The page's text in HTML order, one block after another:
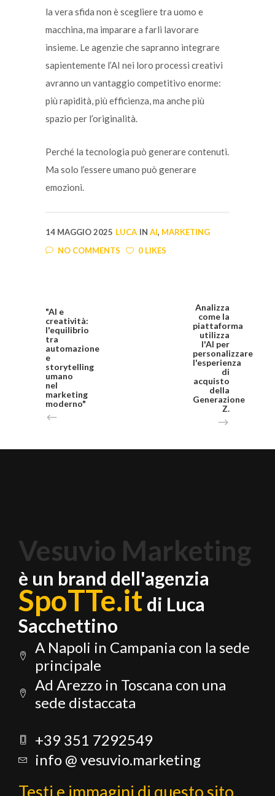
la vera sfida non è scegliere tra uomo e
macchina, ma imparare a farli lavorare
insieme. Le agenzie che sapranno integrare
sapientemente l’AI nei loro processi creativi
avranno un vantaggio competitivo enorme:
più rapidità, più efficienza, ma anche più
spazio per l’originalità.
Perché la tecnologia può generare contenuti.
Ma solo l’essere umano può generare
emozioni.
14 MAGGIO 2025 LUCA IN AI, MARKETING
NO COMMENTS
0 LIKES
"AI e
creatività:
l'equilibrio
tra
automazione
e
storytelling
umano
nel
marketing
moderno"
Analizza
come la
piattaforma
utilizza
l'AI per
personalizzare
l'esperienza
di
acquisto
della
Generazione
Z.
Vesuvio Marketing
è un brand dell'agenzia
SpoTTe.it di Luca
Sacchettino
A Napoli in Campania con la sede
principale
Ad Arezzo in Toscana con una
sede distaccata
+39 351 7292549
info @ vesuvio.marketing
Testi e immagini di questo sito